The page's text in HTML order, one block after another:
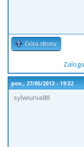
Góra strony
pon., 27/05/2013 - 19:32
sylwiunia88